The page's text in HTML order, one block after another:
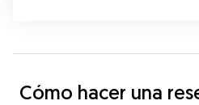
Cómo hacer una